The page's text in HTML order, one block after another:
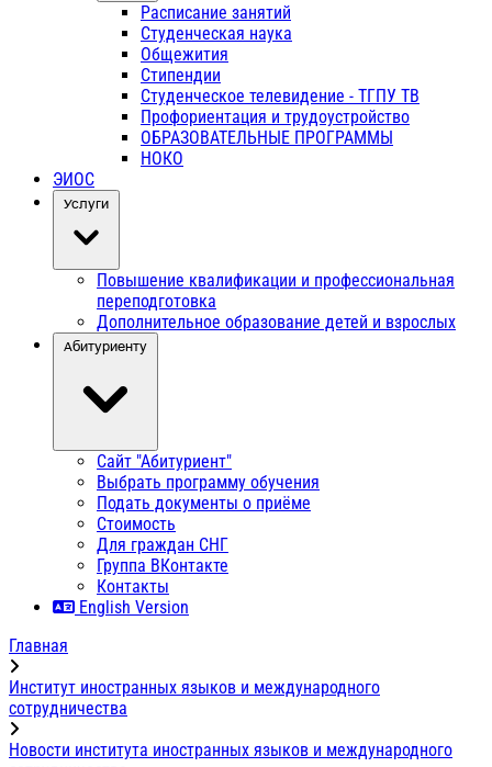
Расписание занятий
Студенческая наука
Общежития
Стипендии
Студенческое телевидение - ТГПУ ТВ
Профориентация и трудоустройство
ОБРАЗОВАТЕЛЬНЫЕ ПРОГРАММЫ
НОКО
ЭИОС
Услуги
Повышение квалификации и профессиональная
переподготовка
Дополнительное образование детей и взрослых
Абитуриенту
Сайт "Абитуриент"
Выбрать программу обучения
Подать документы о приёме
Стоимость
Для граждан СНГ
Группа ВКонтакте
Контакты
English Version
Главная
Институт иностранных языков и международного
сотрудничества
Новости института иностранных языков и международного